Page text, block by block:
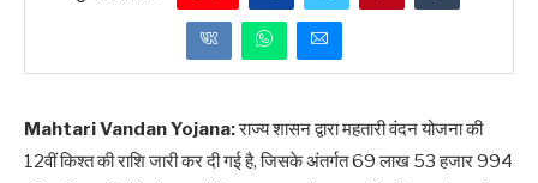
Mahtari Vandan Yojana:राज्य शासन द्वारा महतारी वंदन योजना की
12वीं किश्त की राशि जारी कर दी गई है, जिसके अंतर्गत 69 लाख 53 हजार 994